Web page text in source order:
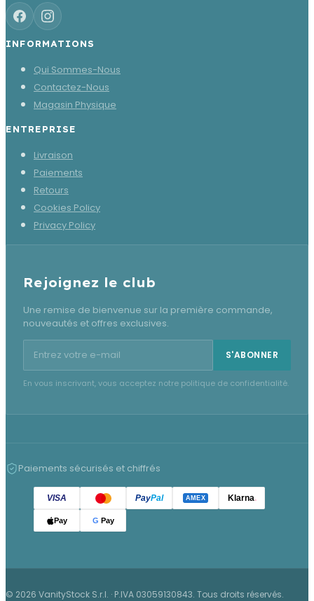
INFORMATIONS
Qui Sommes-Nous
Contactez-Nous
Magasin Physique
ENTREPRISE
Livraison
Paiements
Retours
Cookies Policy
Privacy Policy
Rejoignez le club
Une remise de bienvenue sur la première commande,
nouveautés et offres exclusives.
Adresse e-mail pour la newsletter S'ABONNER
En vous inscrivant, vous acceptez notre politique de confidentialité.
Paiements sécurisés et chiffrés
VISA PayPal AMEX Klarna.
Pay G Pay
© 2026 VanityStock S.r.l. · P.IVA 03059130843. Tous droits réservés.